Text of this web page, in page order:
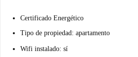
Certificado Energético
Tipo de propiedad: apartamento
Wifi instalado: sí